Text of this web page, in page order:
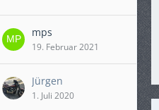
mps
19. Februar 2021
Jürgen
1. Juli 2020